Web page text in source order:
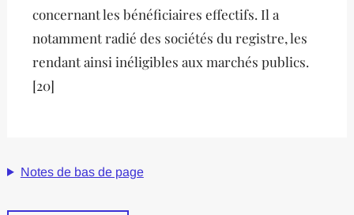
concernant les bénéficiaires effectifs. Il a
notamment radié des sociétés du registre, les
rendant ainsi inéligibles aux marchés publics.
[20]
Notes de bas de page